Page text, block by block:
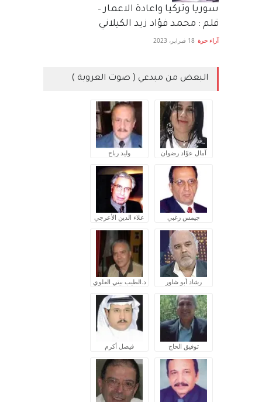
سوريا وتركيا واعادة الاعمار –
قلم : محمد فؤاد زيد الكيلاني
آراء حرة 18 فبراير، 2023
البعض من مبدعي ( صوت العروبة )
آمال عوّاد رضوان وليد رباح
جيمس زغبي علاء الدين الأعرجي
رشاد أبو شاور د.الطيب بيتي العلوي
توفيق الحاج فيصل أكرم